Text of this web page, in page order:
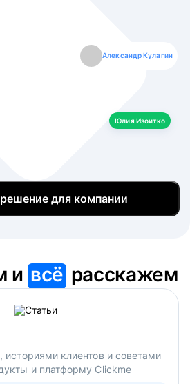
Александр Кулагин
Юлия Изоитко
Даниил Макаров
Екатерина Лазаренко
Борис Кашко
Юлия Изоитко
для компании
ивсё расскажем
клиентов и советами
и платформу Clickme